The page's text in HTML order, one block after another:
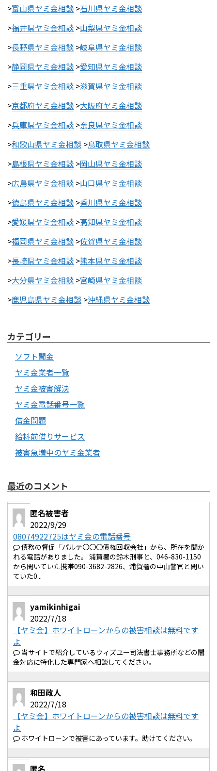
>富山県ヤミ金相談 >石川県ヤミ金相談
>福井県ヤミ金相談 >山梨県ヤミ金相談
>長野県ヤミ金相談 >岐阜県ヤミ金相談
>静岡県ヤミ金相談 >愛知県ヤミ金相談
>三重県ヤミ金相談 >滋賀県ヤミ金相談
>京都府ヤミ金相談 >大阪府ヤミ金相談
>兵庫県ヤミ金相談 >奈良県ヤミ金相談
>和歌山県ヤミ金相談 >鳥取県ヤミ金相談
>島根県ヤミ金相談 >岡山県ヤミ金相談
>広島県ヤミ金相談 >山口県ヤミ金相談
>徳島県ヤミ金相談 >香川県ヤミ金相談
>愛媛県ヤミ金相談 >高知県ヤミ金相談
>福岡県ヤミ金相談 >佐賀県ヤミ金相談
>長崎県ヤミ金相談 >熊本県ヤミ金相談
>大分県ヤミ金相談 >宮崎県ヤミ金相談
>鹿児島県ヤミ金相談 >沖縄県ヤミ金相談
カテゴリー
ソフト闇金
ヤミ金業者一覧
ヤミ金被害解決
ヤミ金電話番号一覧
借金問題
給料前借りサービス
被害急増中のヤミ金業者
最近のコメント
匿名被害者
2022/9/29
08074922725はヤミ金の電話番号
債務の督促「パルテ〇〇〇債権回収会社」から、所在を聞か
れる電話がありました。 浦賀署の鈴木刑事と、046-830-1150
から聞いていた携帯090-3682-2826、浦賀署の中山警官と聞い
ていた0...
yamikinhigai
2022/7/18
【ヤミ金】ホワイトローンからの被害相談は無料です
よ
当サイトで紹介しているウィズユー司法書士事務所などの闇
金対応に特化した専門家へ相談してください。
和田政人
2022/7/18
【ヤミ金】ホワイトローンからの被害相談は無料です
よ
ホワイトローンで被害にあっています。助けてください。
匿名